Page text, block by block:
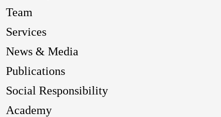
Team
Services
News & Media
Publications
Social Responsibility
Academy